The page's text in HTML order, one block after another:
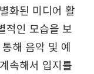
화된 미디어 활
적인 모습을 보
해 음악 및 예
속해서 입지를